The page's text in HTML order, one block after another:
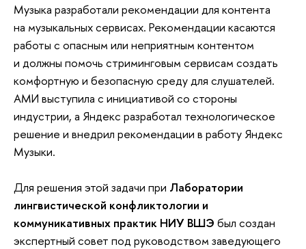
Музыка разработали рекомендации для контента
на музыкальных сервисах. Рекомендации касаются
работы с опасным или неприятным контентом
и должны помочь стриминговым сервисам создать
комфортную и безопасную среду для слушателей.
АМИ выступила с инициативой со стороны
индустрии, а Яндекс разработал технологическое
решение и внедрил рекомендации в работу Яндекс
Музыки.
Для решения этой задачи при Лаборатории
лингвистической конфликтологии и
коммуникативных практик НИУ ВШЭ был создан
экспертный совет под руководством заведующего